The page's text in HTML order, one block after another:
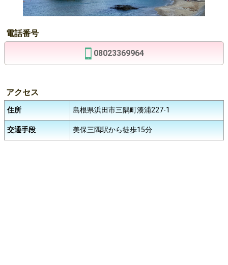
電話番号
08023369964
アクセス
住所 島根県浜田市三隅町湊浦227-1
交通手段 美保三隅駅から徒歩15分